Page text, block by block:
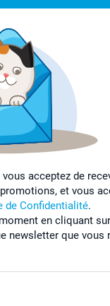
acceptez de
et vous
de Confidentialité.
en cliquant
newsletter que vous